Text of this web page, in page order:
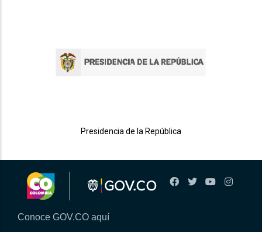
Presidencia de la República
Conoce GOV.CO aquí